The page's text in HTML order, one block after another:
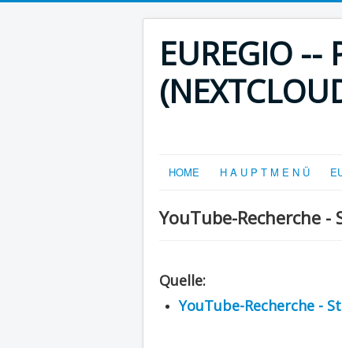
EUREGIO
HOME H A U P T M E N Ü
YouTube-Recherche
Quelle:
YouTube-Recherche -